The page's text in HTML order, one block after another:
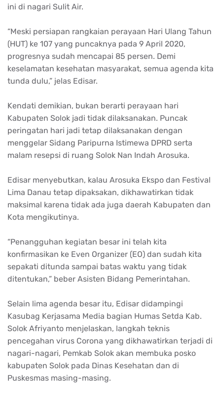
ini di nagari Sulit Air.
“Meski persiapan rangkaian perayaan Hari Ulang Tahun
(HUT) ke 107 yang puncaknya pada 9 April 2020,
progresnya sudah mencapai 85 persen. Demi
keselamatan kesehatan masyarakat, semua agenda kita
tunda dulu,” jelas Edisar.
Kendati demikian, bukan berarti perayaan hari
Kabupaten Solok jadi tidak dilaksanakan. Puncak
peringatan hari jadi tetap dilaksanakan dengan
menggelar Sidang Paripurna Istimewa DPRD serta
malam resepsi di ruang Solok Nan Indah Arosuka.
Edisar menyebutkan, kalau Arosuka Ekspo dan Festival
Lima Danau tetap dipaksakan, dikhawatirkan tidak
maksimal karena tidak ada juga daerah Kabupaten dan
Kota mengikutinya.
“Penangguhan kegiatan besar ini telah kita
konfirmasikan ke Even Organizer (EO) dan sudah kita
sepakati ditunda sampai batas waktu yang tidak
ditentukan,” beber Asisten Bidang Pemerintahan.
Selain lima agenda besar itu, Edisar didampingi
Kasubag Kerjasama Media bagian Humas Setda Kab.
Solok Afriyanto menjelaskan, langkah teknis
pencegahan virus Corona yang dikhawatirkan terjadi di
nagari-nagari, Pemkab Solok akan membuka posko
kabupaten Solok pada Dinas Kesehatan dan di
Puskesmas masing-masing.